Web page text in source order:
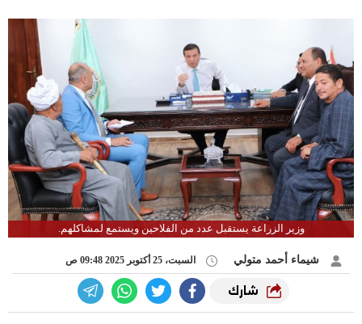
وزير الزراعة يستقبل عدد من الفلاحين ويستمع لمشاكلهم.
شيماء أحمد متولي السبت، 25 أكتوبر 2025 09:48 ص
شارك